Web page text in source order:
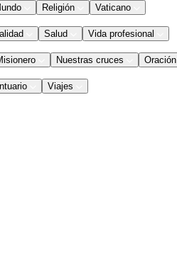
Religión Vaticano
Salud Vida profesional
Nuestras cruces Oración
Viajes